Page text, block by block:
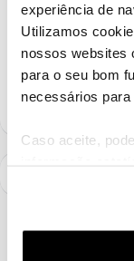
experiência de
Utilizamos
nossos websites
para o seu bom
necessários
Caso aceite,
funcionalidades
funcionalidade)
(cookies de
Ajude a
como "Melhor
Siga os perfis da
sempre a par das